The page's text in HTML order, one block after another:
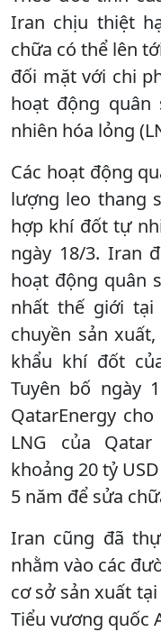
Iran chịu thiệt
chữa có thể lên
đối mặt với chi
hoạt động
nhiên hóa lỏng
Các hoạt động
lượng leo thang
hợp khí đốt tự
ngày 18/3. Iran
hoạt động quân
nhất thế giới tại
chuyền sản
khẩu khí đốt
Tuyên bố ngày
QatarEnergy
LNG của
khoảng 20 tỷ
5 năm để sửa
Iran cũng đã
nhằm vào các
cơ sở sản xuất
Tiểu vương quốc